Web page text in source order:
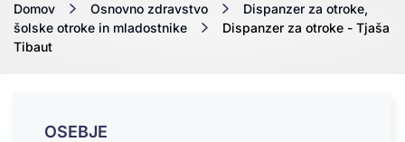
Domov Osnovno zdravstvo
Dispanzer za otroke,
šolske otroke in mladostnike
Dispanzer za otroke - Tjaša
Tibaut
OSEBJE